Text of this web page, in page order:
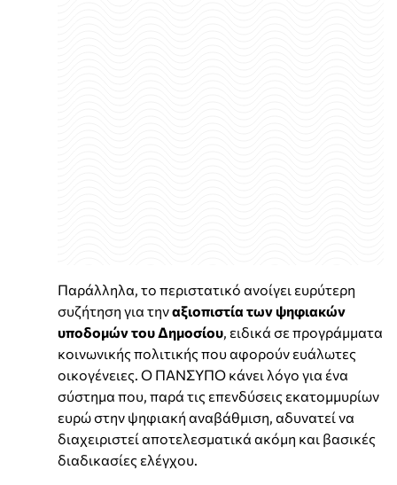
Παράλληλα, το περιστατικό ανοίγει ευρύτερη
συζήτηση για τηναξιοπιστία των ψηφιακών
υποδομών του Δημοσίου , ειδικά σε προγράμματα
κοινωνικής πολιτικής που αφορούν ευάλωτες
οικογένειες. Ο ΠΑΝΣΥΠΟ κάνει λόγο για ένα
σύστημα που, παρά τις επενδύσεις εκατομμυρίων
ευρώ στην ψηφιακή αναβάθμιση, αδυνατεί να
διαχειριστεί αποτελεσματικά ακόμη και βασικές
διαδικασίες ελέγχου.